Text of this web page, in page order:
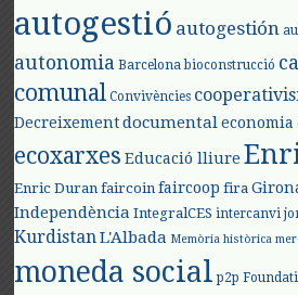
autogestió autogestión
autonomia Barcelona bioconstrucció
comunal Convivències
Decreixement documental economia
ecoxarxes Educació lliure
Enric Duran faircoin faircoop fira
Independència IntegralCES intercanvi
KurdistanL'Albada Memòria històrica
moneda social p2p